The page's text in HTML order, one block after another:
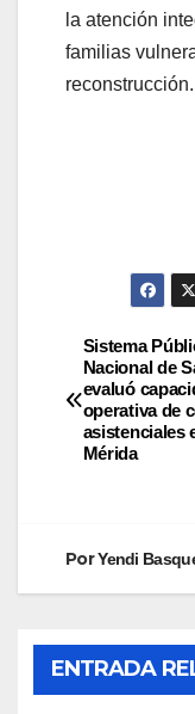
la atención
familias
reconstrucción.
Sistema
Nacional de
evaluó
operativa de
asistenciales
Mérida
PorYendi
ENTRADA